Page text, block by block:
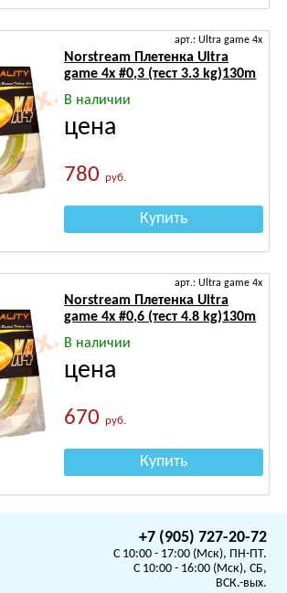
арт.: Ultra game 4x
Norstream Плетенка Ultra
game 4x #0,3 (тест 3.3 kg)130m
В наличии
цена
780руб.
Купить
арт.: Ultra game 4x
Norstream Плетенка Ultra
game 4x #0,6 (тест 4.8 kg)130m
В наличии
цена
670руб.
Купить
+7 (905) 727-20-72
C 10:00 - 17:00 (Мск), ПН-ПТ.
C 10:00 - 16:00 (Мск), СБ,
ВСК.-вых.